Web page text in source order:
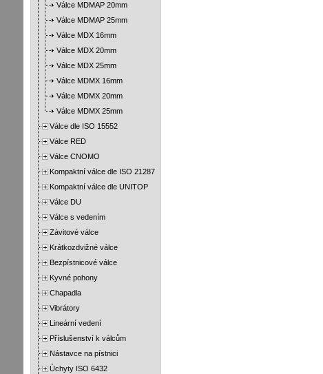
Válce MDMAP 20mm
Válce MDMAP 25mm
Válce MDX 16mm
Válce MDX 20mm
Válce MDX 25mm
Válce MDMX 16mm
Válce MDMX 20mm
Válce MDMX 25mm
Válce dle ISO 15552
Válce RED
Válce CNOMO
Kompaktní válce dle ISO 21287
Kompaktní válce dle UNITOP
Válce DU
Válce s vedením
Závitové válce
Krátkozdvižné válce
Bezpístnicové válce
Kyvné pohony
Chapadla
Vibrátory
Lineární vedení
Příslušenství k válcům
Nástavce na pístnici
Úchyty ISO 6432